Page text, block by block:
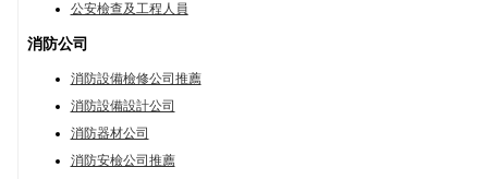
公安檢查及工程人員
消防公司
消防設備檢修公司推薦
消防設備設計公司
消防器材公司
消防安檢公司推薦